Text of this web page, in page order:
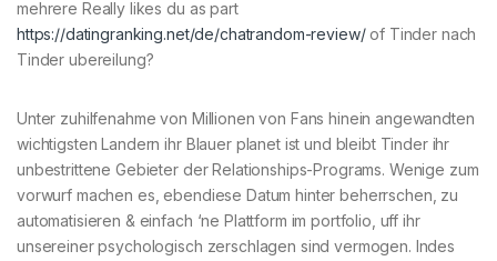
mehrere Really likes du as part
https://datingranking.net/de/chatrandom-review/of Tinder nach
Tinder ubereilung?
Unter zuhilfenahme von Millionen von Fans hinein angewandten
wichtigsten Landern ihr Blauer planet ist und bleibt Tinder ihr
unbestrittene Gebieter der Relationships-Programs. Wenige zum
vorwurf machen es, ebendiese Datum hinter beherrschen, zu
automatisieren & einfach ‘ne Plattform im portfolio, uff ihr
unsereiner psychologisch zerschlagen sind vermogen. Indes